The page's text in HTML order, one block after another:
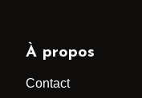
À propos
Contact